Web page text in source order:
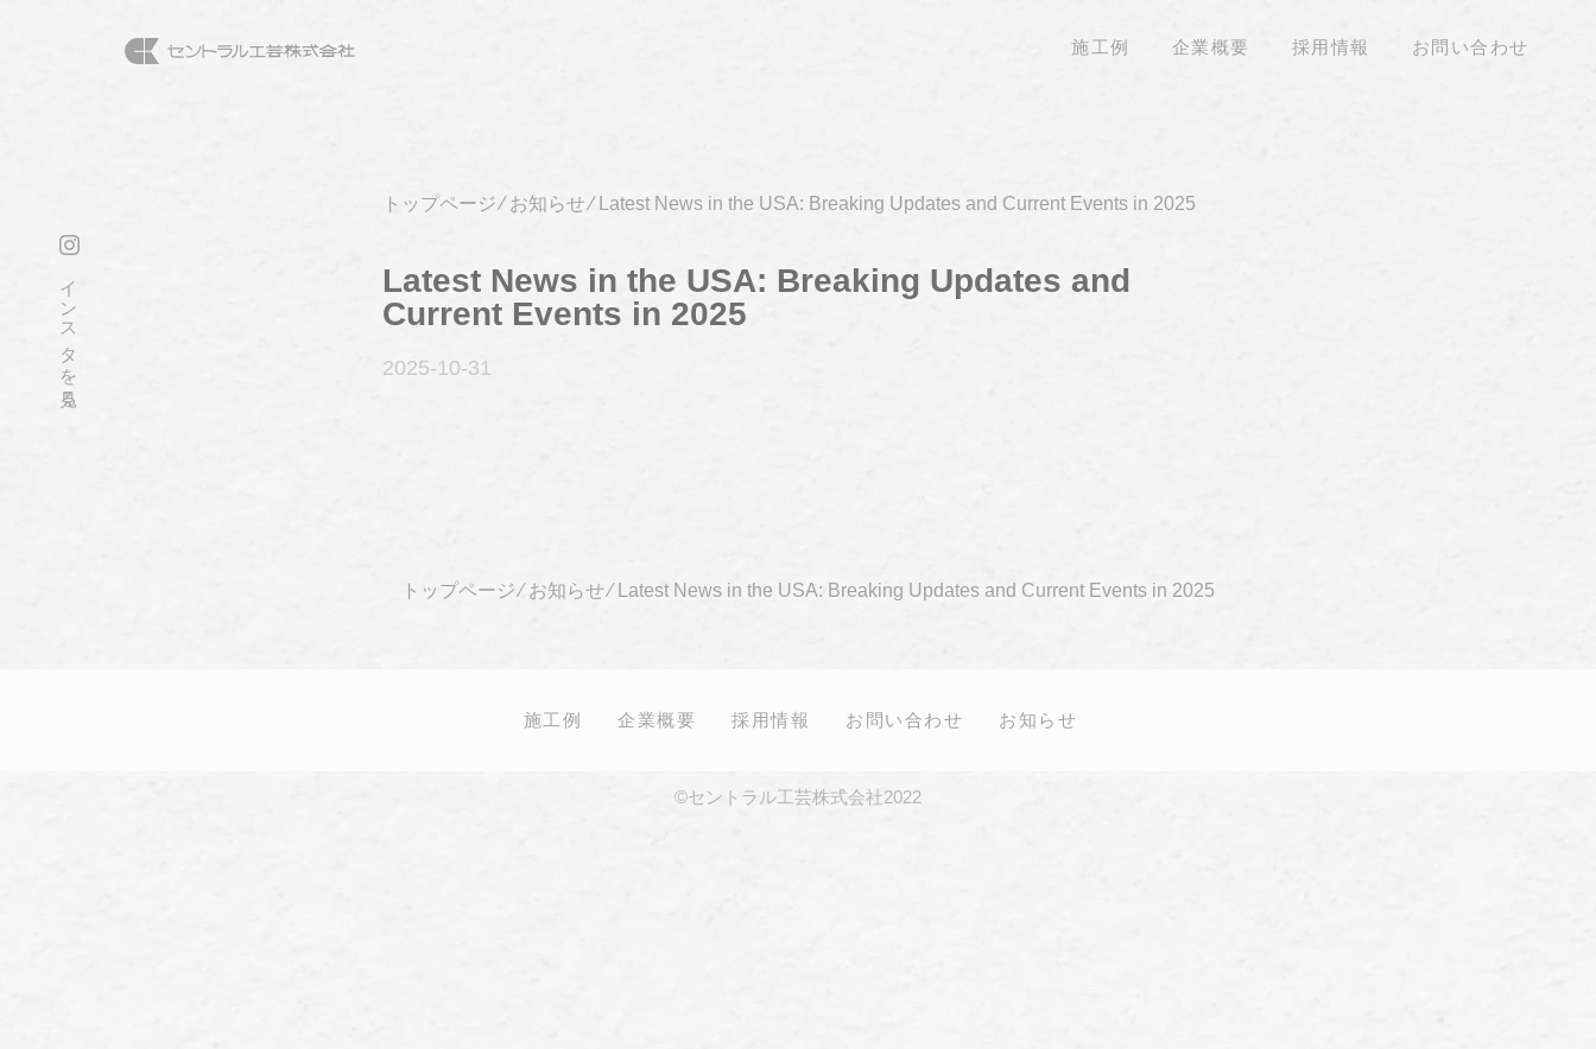
施工例 企業概要 採用情報 お問い合わせ
インスタを見る
トップページ⁄ お知らせ⁄ Latest News in the USA: Breaking Updates and Current Events in 2025
Latest News in the USA: Breaking Updates and
Current Events in 2025
2025-10-31
トップページ⁄お知らせ⁄ Latest News in the USA: Breaking Updates and Current Events in 2025
施工例 企業概要 採用情報 お問い合わせ お知らせ
©セントラル工芸株式会社2022